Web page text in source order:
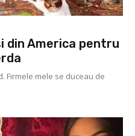
din America pentru
Firmele mele se duceau de